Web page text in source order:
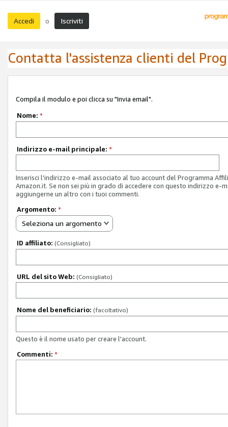
Accedi o Iscriviti
Contatta l'assistenza clienti del
Compila il modulo e poi clicca su "Invia email".
Nome: *
Indirizzo e-mail principale: *
Inserisci l'indirizzo e-mail associato al tuo account del Programma
Amazon.it. Se non sei più in grado di accedere con questo indirizzo e-
aggiungerne un altro con i tuoi commenti.
Argomento: *
Seleziona un argomento
ID affiliato: (Consigliato)
URL del sito Web: (Consigliato)
Nome del beneficiario: (facoltativo)
Questo è il nome usato per creare l'account.
Commenti: *